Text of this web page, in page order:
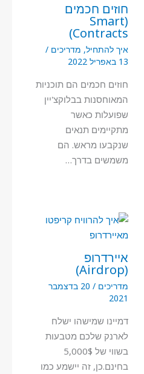
חוזים חכמים
(Smart
Contracts)
איך להתחיל, מדריכים /
13 באפריל 2022
חוזים חכמים הם תוכניות
המאוחסנות בבלוקצ'יין
שפועלות כאשר
מתקיימים תנאים
שנקבעו מראש. הם
משמשים בדרך…
איירדרופ
(Airdrop)
מדריכים /
20 בדצמבר
2021
דמיינו שמישהו ישלח
לארנק שלכם מטבעות
בשווי של 5,000$
בחינם.כן, זה יישמע כמו